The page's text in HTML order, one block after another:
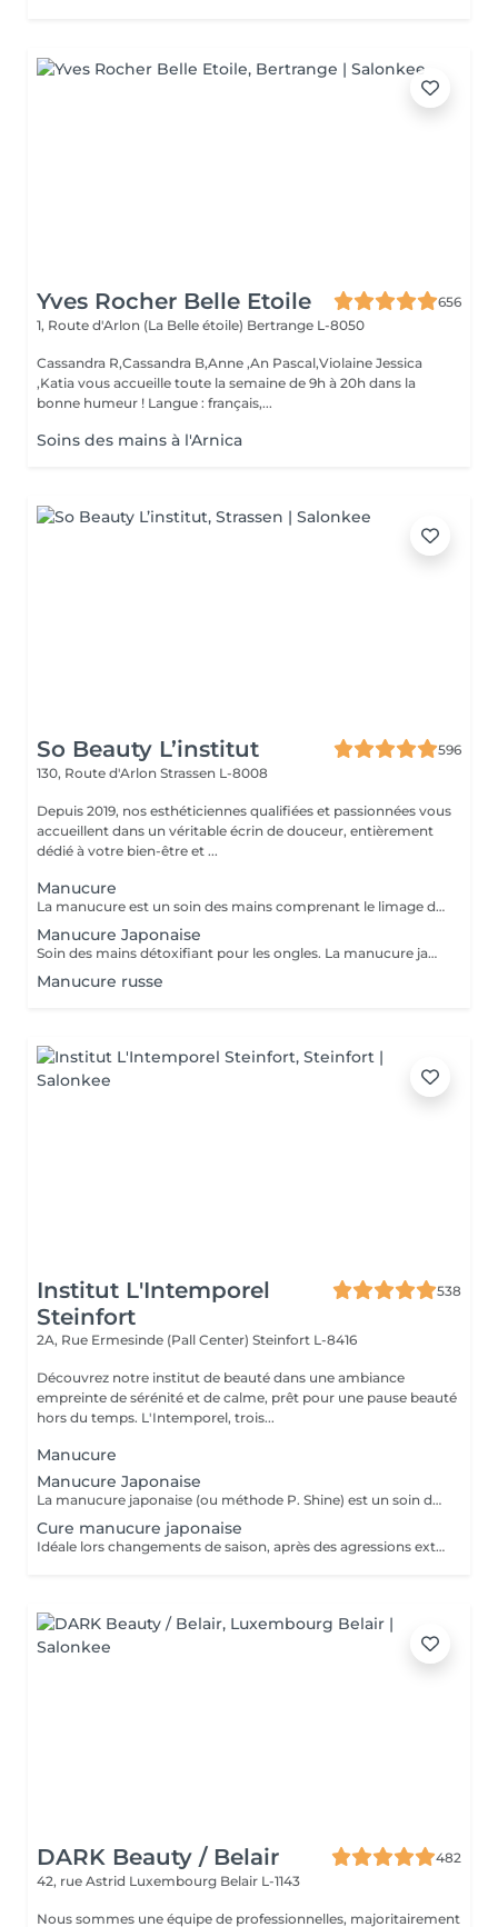
Yves Rocher Belle Etoile
656
1, Route d'Arlon (La Belle étoile) Bertrange L-8050
Cassandra R,Cassandra B,Anne ,An Pascal,Violaine Jessica
,Katia vous accueille toute la semaine de 9h à 20h dans la
bonne humeur ! Langue : français,...
Soins des mains à l'Arnica
So Beauty L’institut
596
130, Route d'Arlon Strassen L-8008
Depuis 2019, nos esthéticiennes qualifiées et passionnées vous
accueillent dans un véritable écrin de douceur, entièrement
dédié à votre bien-être et ...
Manucure
La manucure est un soin des mains comprenant le limage des ongles, la pousse et la coupe des cuticules, gommage, massage avec crème de soin et application d'un vernis transparent si désiré.
Manucure Japonaise
Soin des mains détoxifiant pour les ongles. La manucure japonaise consiste à polir et nettoyer les ongles en profondeur pour ensuite les nourrir avec une pâte à base de cire d'abeille qui va oxygéner l'ongle. L'ongle ressort brillant naturellement et pour une durée de 3 semaines. Comprend le limage des ongles, la pousse et la coupe des cuticules, polissage, application de la pâte à base de cire d'abeille et de la poudre fixante, gommage, massage avec crème de soin et application d'un vernis transparent si désiré.
Manucure russe
Institut L'Intemporel
Steinfort
538
2A, Rue Ermesinde (Pall Center) Steinfort L-8416
Découvrez notre institut de beauté dans une ambiance
empreinte de sérénité et de calme, prêt pour une pause beauté
hors du temps. L'Intemporel, trois...
Manucure
Manucure Japonaise
La manucure japonaise (ou méthode P. Shine) est un soin de beauté naturel et ancestral visant à renforcer, nourrir et faire briller les ongles sans vernis ni gel. En utilisant des produits naturels comme la cire d'abeille, des minéraux, et de la poudre de perle, elle rend les ongles sains, forts et brillants avec un effet miroir, idéal pour réparer les ongles abîmés (après gel ou semi-permanent, grossesse...). Convient aux ongles naturels fragiles, mous, cassants ou dédoublés, mais aussi simplement pour offrir une période de repos et de soin aux ongles. Possible en cure : 5 + 1 gratuite ou 10 + 2 gratuites
Cure manucure japonaise
Idéale lors changements de saison, après des agressions extérieures / poses de semi permanent ou simplement pour retrouver des ongles naturels beaux et sains, la cure permet de : - renforcer les ongles - limiter la casse et le dédoublement - réhydrater la plaque de l'ongle - retrouver des ongles plus sains et résistants 5 manucures + 1 offerte
DARK Beauty / Belair
482
42, rue Astrid Luxembourg Belair L-1143
Nous sommes une équipe de professionnelles, majoritairement